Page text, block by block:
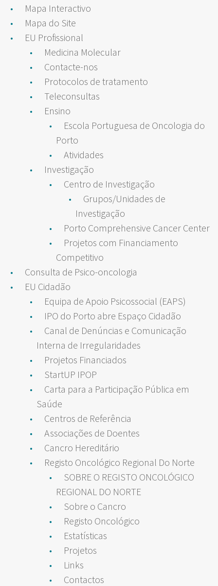
Mapa Interactivo
Mapa do Site
EU Profissional
Medicina Molecular
Contacte-nos
Protocolos de tratamento
Teleconsultas
Ensino
Escola Portuguesa de Oncologia do
Porto
Atividades
Investigação
Centro de Investigação
Grupos/Unidades de
Investigação
Porto Comprehensive Cancer Center
Projetos com Financiamento
Competitivo
Consulta de Psico-oncologia
EU Cidadão
Equipa de Apoio Psicossocial (EAPS)
IPO do Porto abre Espaço Cidadão
Canal de Denúncias e Comunicação
Interna de Irregularidades
Projetos Financiados
StartUP IPOP
Carta para a Participação Pública em
Saúde
Centros de Referência
Associações de Doentes
Cancro Hereditário
Registo Oncológico Regional Do Norte
SOBRE O REGISTO ONCOLÓGICO
REGIONAL DO NORTE
Sobre o Cancro
Registo Oncológico
Estatísticas
Projetos
Links
Contactos